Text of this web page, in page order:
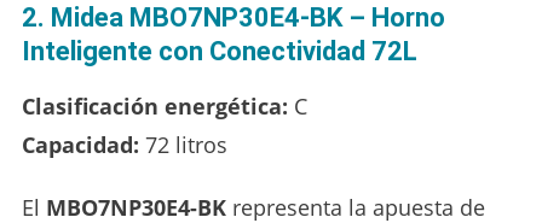
2. Midea MBO7NP30E4-BK – Horno
Inteligente con Conectividad 72L
Clasificación energética: C
Capacidad: 72 litros
El MBO7NP30E4-BKrepresenta la apuesta de